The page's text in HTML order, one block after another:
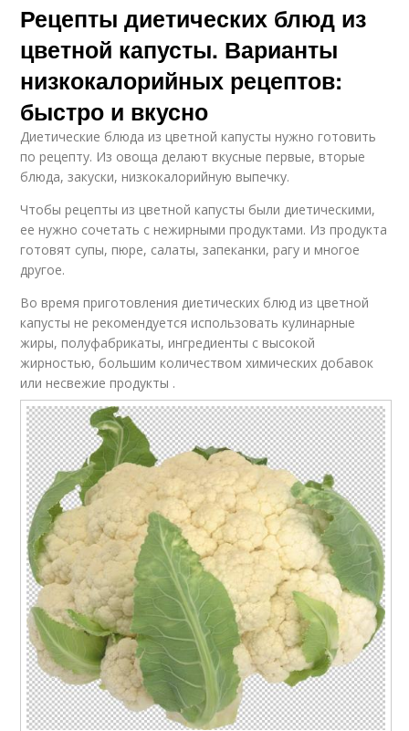
Рецепты диетических блюд из
цветной капусты. Варианты
низкокалорийных рецептов:
быстро и вкусно
Диетические блюда из цветной капусты нужно готовить
по рецепту. Из овоща делают вкусные первые, вторые
блюда, закуски, низкокалорийную выпечку.
Чтобы рецепты из цветной капусты были диетическими,
ее нужно сочетать с нежирными продуктами. Из продукта
готовят супы, пюре, салаты, запеканки, рагу и многое
другое.
Во время приготовления диетических блюд из цветной
капусты не рекомендуется использовать кулинарные
жиры, полуфабрикаты, ингредиенты с высокой
жирностью, большим количеством химических добавок
или несвежие продукты .